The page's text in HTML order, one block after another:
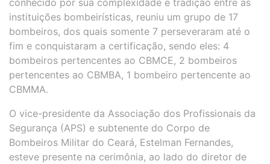
conhecido por sua complexidade e tradição entre as
instituições bombeirísticas, reuniu um grupo de 17
bombeiros, dos quais somente 7 perseveraram até o
fim e conquistaram a certificação, sendo eles: 4
bombeiros pertencentes ao CBMCE, 2 bombeiros
pertencentes ao CBMBA, 1 bombeiro pertencente ao
CBMMA.
O vice-presidente da Associação dos Profissionais da
Segurança (APS) e subtenente do Corpo de
Bombeiros Militar do Ceará, Estelman Fernandes,
esteve presente na cerimônia, ao lado do diretor de